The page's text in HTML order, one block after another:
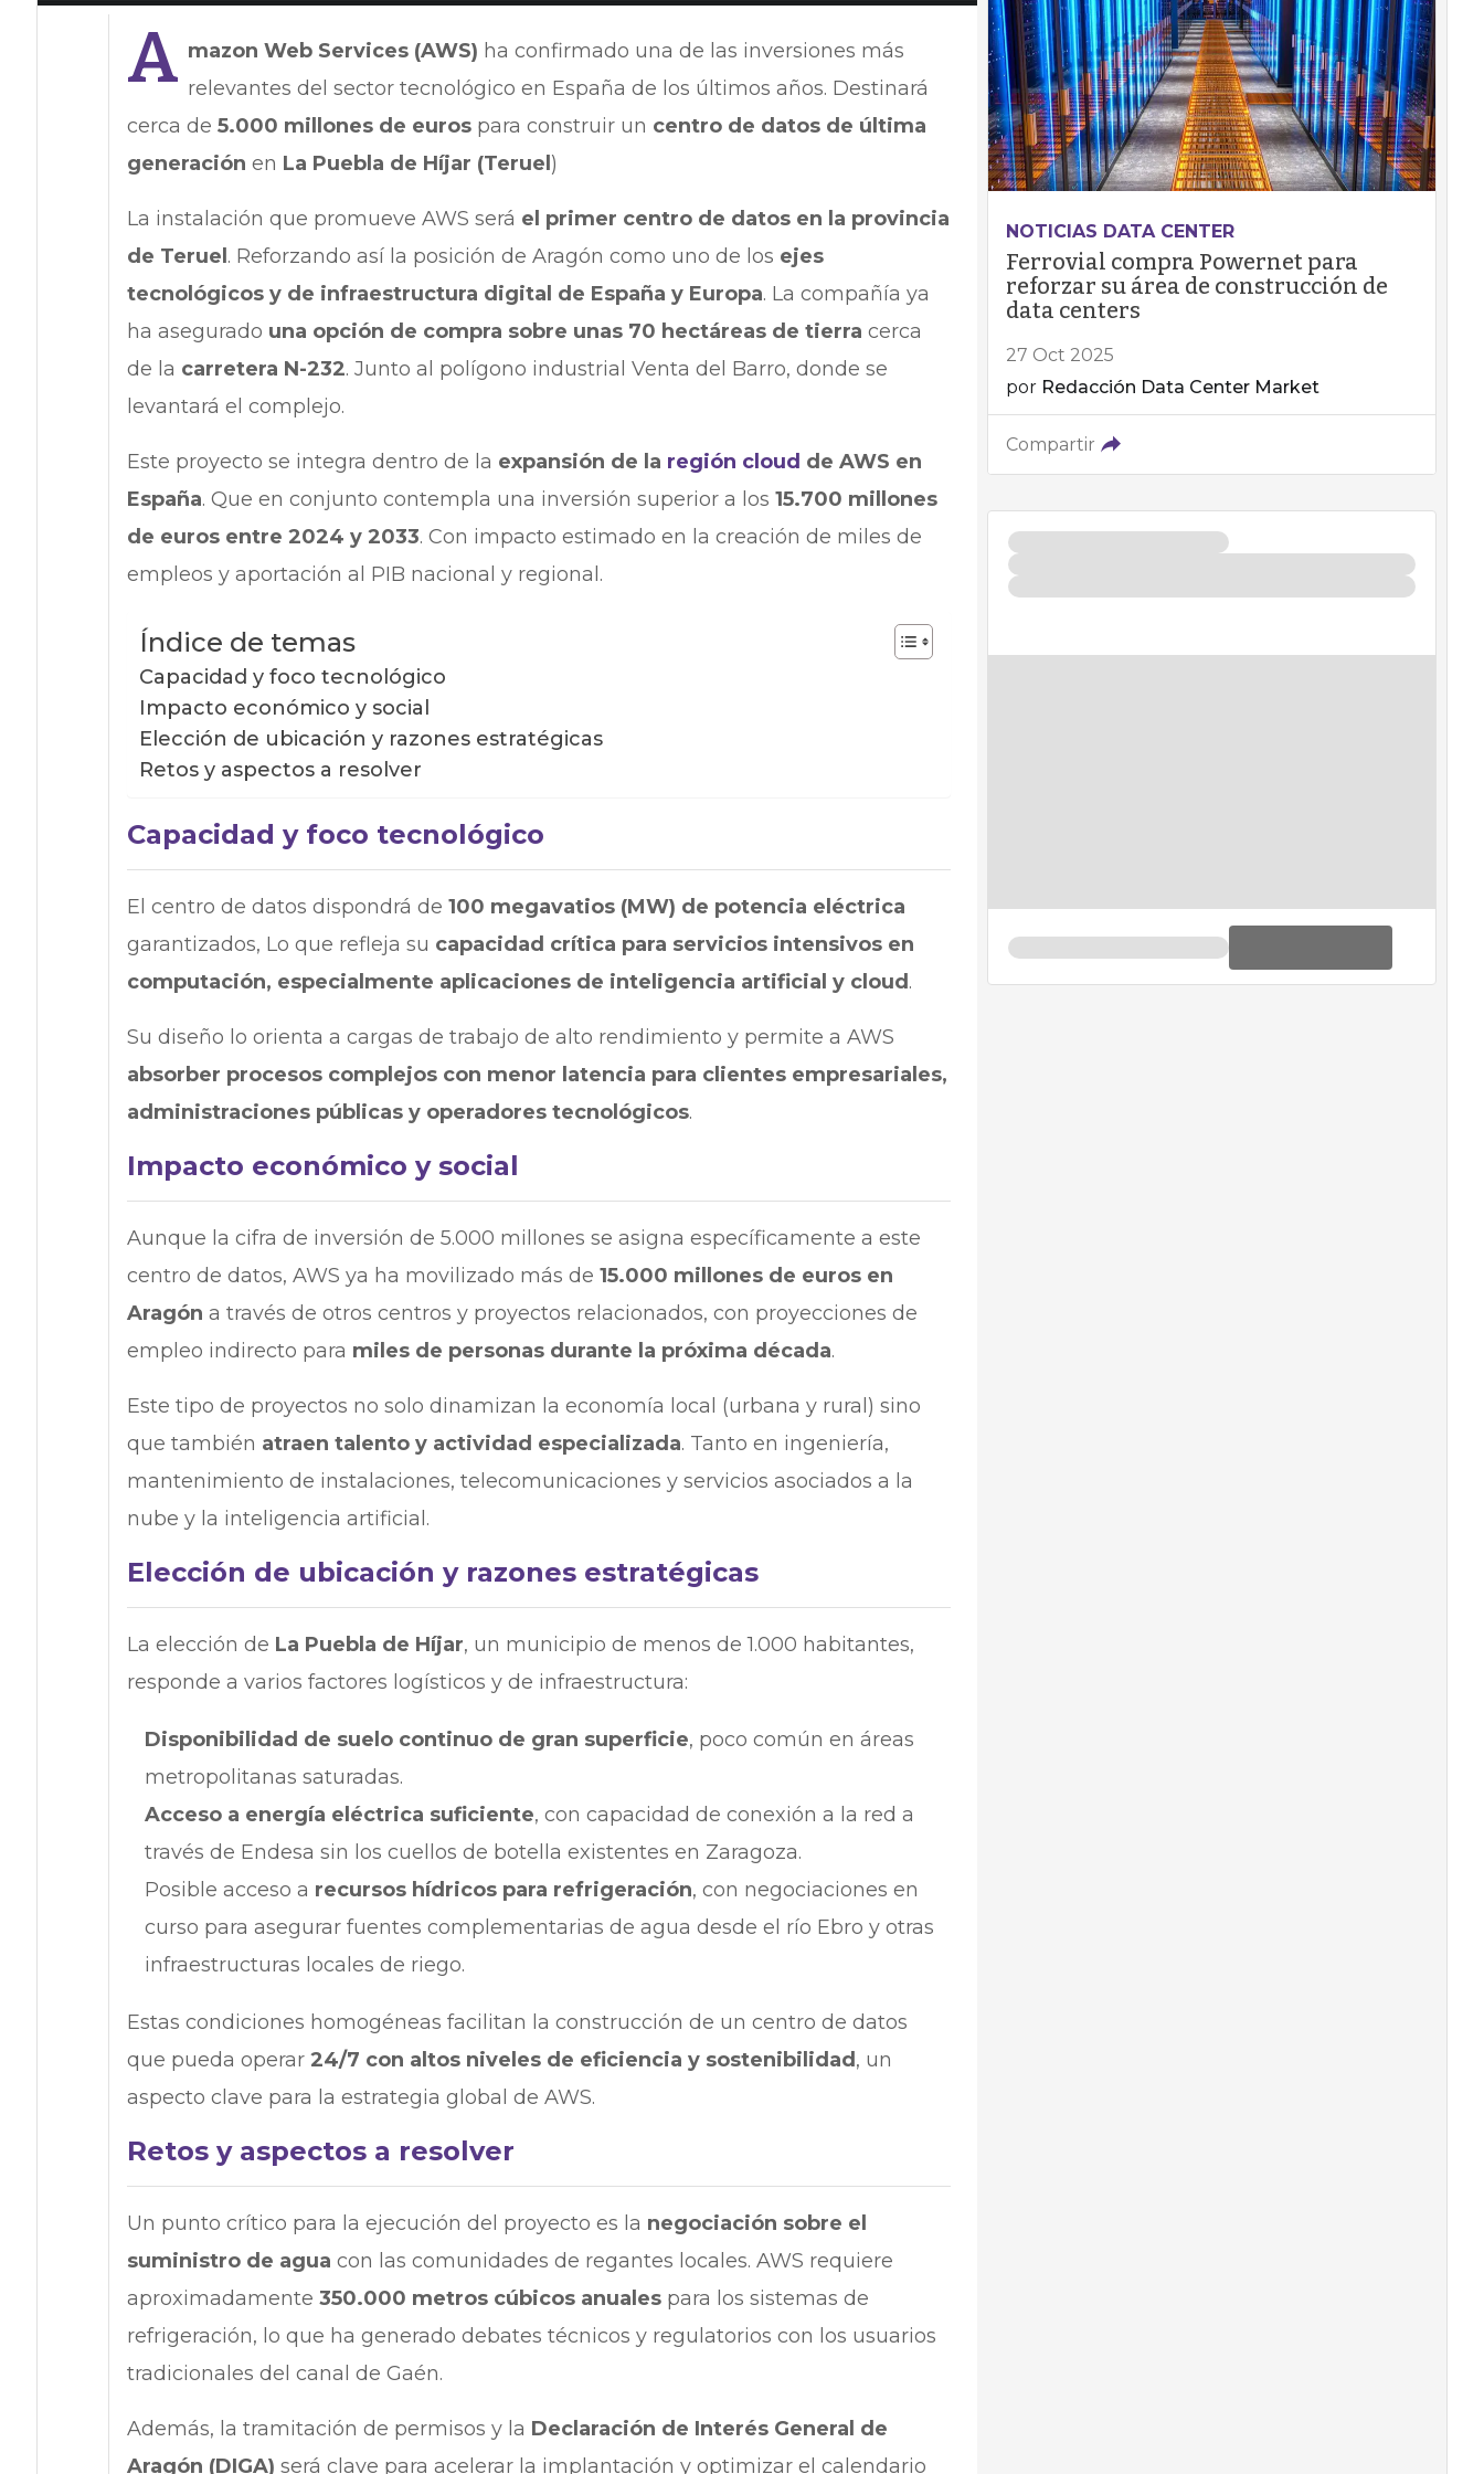
A mazon Web Services (AWS) ha confirmado una de las inversiones más
relevantes del sector tecnológico en España de los últimos años. Destinará
cerca de 5.000 millones de eurospara construir un centro de datos de última
generación en La Puebla de Híjar (Teruel )
La instalación que promueve AWS será el primer centro de datos en la provincia
de Teruel . Reforzando así la posición de Aragón como uno de los ejes
tecnológicos y de infraestructura digital de España y Europa. La compañía ya
ha asegurado una opción de compra sobre unas 70 hectáreas de tierra cerca
de la carretera N-232. Junto al polígono industrial Venta del Barro, donde se
levantará el complejo.
Este proyecto se integra dentro de la expansión de la región cloud de AWS en
España. Que en conjunto contempla una inversión superior a los 15.700 millones
de euros entre 2024 y 2033. Con impacto estimado en la creación de miles de
empleos y aportación al PIB nacional y regional.
Índice de temas
Capacidad y foco tecnológico
Impacto económico y social
Elección de ubicación y razones estratégicas
Retos y aspectos a resolver
Capacidad y foco tecnológico
El centro de datos dispondrá de 100 megavatios (MW) de potencia eléctrica
garantizados, Lo que refleja su capacidad crítica para servicios intensivos en
computación, especialmente aplicaciones de inteligencia artificial y cloud .
Su diseño lo orienta a cargas de trabajo de alto rendimiento y permite a AWS
absorber procesos complejos con menor latencia para clientes empresariales,
administraciones públicas y operadores tecnológicos.
Impacto económico y social
Aunque la cifra de inversión de 5.000 millones se asigna específicamente a este
centro de datos, AWS ya ha movilizado más de 15.000 millones de euros en
Aragón a través de otros centros y proyectos relacionados, con proyecciones de
empleo indirecto para miles de personas durante la próxima década.
Este tipo de proyectos no solo dinamizan la economía local (urbana y rural) sino
que también atraen talento y actividad especializada. Tanto en ingeniería,
mantenimiento de instalaciones, telecomunicaciones y servicios asociados a la
nube y la inteligencia artificial.
Elección de ubicación y razones estratégicas
La elección de La Puebla de Híjar, un municipio de menos de 1.000 habitantes,
responde a varios factores logísticos y de infraestructura:
Disponibilidad de suelo continuo de gran superficie, poco común en áreas
metropolitanas saturadas.
Acceso a energía eléctrica suficiente, con capacidad de conexión a la red a
través de Endesa sin los cuellos de botella existentes en Zaragoza.
Posible acceso a recursos hídricos para refrigeración, con negociaciones en
curso para asegurar fuentes complementarias de agua desde el río Ebro y otras
infraestructuras locales de riego.
Estas condiciones homogéneas facilitan la construcción de un centro de datos
que pueda operar 24/7 con altos niveles de eficiencia y sostenibilidad , un
aspecto clave para la estrategia global de AWS.
Retos y aspectos a resolver
Un punto crítico para la ejecución del proyecto es la negociación sobre el
suministro de agua con las comunidades de regantes locales. AWS requiere
aproximadamente 350.000 metros cúbicos anualespara los sistemas de
refrigeración, lo que ha generado debates técnicos y regulatorios con los usuarios
tradicionales del canal de Gaén.
Además, la tramitación de permisos y la Declaración de Interés General de
Aragón (DIGA) será clave para acelerar la implantación y optimizar el calendario
NOTICIAS DATA CENTER
Ferrovial compra Powernet para
reforzar su área de construcción de
data centers
27 Oct 2025
por Redacción Data Center Market
Compartir